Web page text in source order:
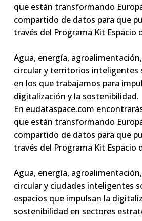
que están transformando
compartido de datos para que
través del Programa Kit Espacio
Agua, energía,
circular y territorios inteligentes
en los que trabajamos para
digitalización y la sostenibilidad.
En eudataspace.com
que están transformando
compartido de datos para que
través del Programa Kit Espacio
Agua, energía,
circular y ciudades inteligentes
espacios que impulsan la
sostenibilidad en sectores